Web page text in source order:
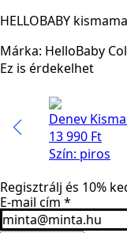
HELLOBABY
Márka: HelloBaby
Ez is érdekelhet
Denev
13 990 Ft
Szín: piros
Regisztrálj és 10%
E-mail cím *